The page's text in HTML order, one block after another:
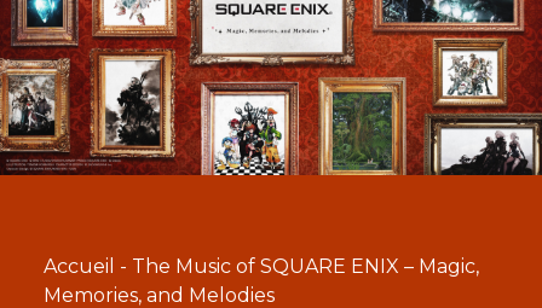
Accueil - The Music of SQUARE ENIX – Magic,
Memories, and Melodies